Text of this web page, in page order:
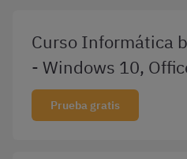
Curso Informática
- Windows 10,
Prueba gratis